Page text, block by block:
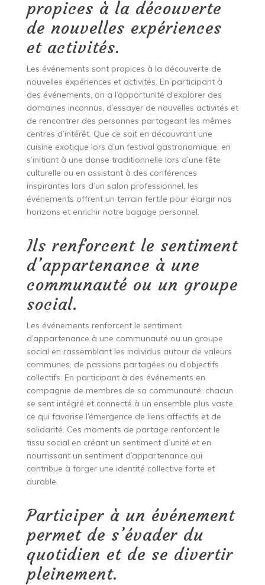
propices à la découverte
de nouvelles expériences
et activités.
Les événements sont propices à la découverte de
nouvelles expériences et activités. En participant à
des événements, on a l’opportunité d’explorer des
domaines inconnus, d’essayer de nouvelles activités et
de rencontrer des personnes partageant les mêmes
centres d’intérêt. Que ce soit en découvrant une
cuisine exotique lors d’un festival gastronomique, en
s’initiant à une danse traditionnelle lors d’une fête
culturelle ou en assistant à des conférences
inspirantes lors d’un salon professionnel, les
événements offrent un terrain fertile pour élargir nos
horizons et enrichir notre bagage personnel.
Ils renforcent le sentiment
d’appartenance à une
communauté ou un groupe
social.
Les événements renforcent le sentiment
d’appartenance à une communauté ou un groupe
social en rassemblant les individus autour de valeurs
communes, de passions partagées ou d’objectifs
collectifs. En participant à des événements en
compagnie de membres de sa communauté, chacun
se sent intégré et connecté à un ensemble plus vaste,
ce qui favorise l’émergence de liens affectifs et de
solidarité. Ces moments de partage renforcent le
tissu social en créant un sentiment d’unité et en
nourrissant un sentiment d’appartenance qui
contribue à forger une identité collective forte et
durable.
Participer à un événement
permet de s’évader du
quotidien et de se divertir
pleinement.